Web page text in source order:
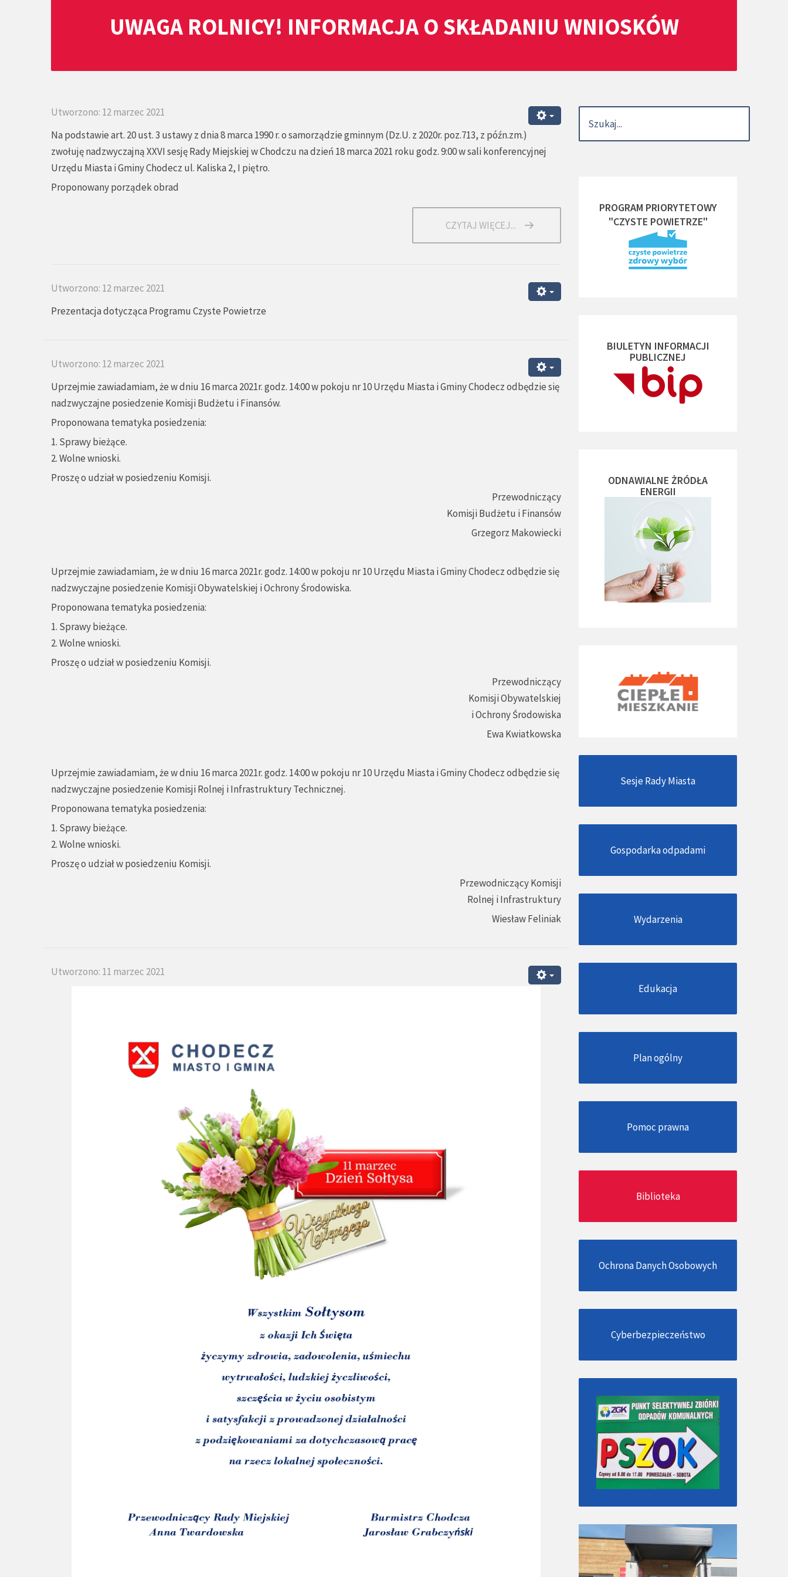
UWAGA ROLNICY! INFORMACJA O SKŁADANIU WNIOSKÓW
Utworzono: 12 marzec 2021
Na podstawie art. 20 ust. 3 ustawy z dnia 8 marca 1990 r. o samorządzie gminnym (Dz.U. z 2020r. poz.713, z późn.zm.)
zwołuję nadzwyczajną XXVI sesję Rady Miejskiej w Chodczu na dzień 18 marca 2021 roku godz. 9:00 w sali konferencyjnej
Urzędu Miasta i Gminy Chodecz ul. Kaliska 2, I piętro.
Proponowany porządek obrad
CZYTAJ WIĘCEJ...
Utworzono: 12 marzec 2021
Prezentacja dotycząca Programu Czyste Powietrze
Utworzono: 12 marzec 2021
Uprzejmie zawiadamiam, że w dniu 16 marca 2021r. godz. 14:00 w pokoju nr 10 Urzędu Miasta i Gminy Chodecz odbędzie się
nadzwyczajne posiedzenie Komisji Budżetu i Finansów.
Proponowana tematyka posiedzenia:
1. Sprawy bieżące.
2. Wolne wnioski.
Proszę o udział w posiedzeniu Komisji.
Przewodniczący
Komisji Budżetu i Finansów
Grzegorz Makowiecki
Uprzejmie zawiadamiam, że w dniu 16 marca 2021r. godz. 14:00 w pokoju nr 10 Urzędu Miasta i Gminy Chodecz odbędzie się
nadzwyczajne posiedzenie Komisji Obywatelskiej i Ochrony Środowiska.
Proponowana tematyka posiedzenia:
1. Sprawy bieżące.
2. Wolne wnioski.
Proszę o udział w posiedzeniu Komisji.
Przewodniczący
Komisji Obywatelskiej
i Ochrony Środowiska
Ewa Kwiatkowska
Uprzejmie zawiadamiam, że w dniu 16 marca 2021r. godz. 14:00 w pokoju nr 10 Urzędu Miasta i Gminy Chodecz odbędzie się
nadzwyczajne posiedzenie Komisji Rolnej i Infrastruktury Technicznej.
Proponowana tematyka posiedzenia:
1. Sprawy bieżące.
2. Wolne wnioski.
Proszę o udział w posiedzeniu Komisji.
Przewodniczący Komisji
Rolnej i Infrastruktury
Wiesław Feliniak
Utworzono: 11 marzec 2021
PROGRAM PRIORYTETOWY
"CZYSTE POWIETRZE"
BIULETYN INFORMACJI
PUBLICZNEJ
ODNAWIALNE ŻRÓDŁA
ENERGII
Sesje Rady Miasta
Gospodarka odpadami
Wydarzenia
Edukacja
Plan ogólny
Pomoc prawna
Biblioteka
Ochrona Danych Osobowych
Cyberbezpieczeństwo